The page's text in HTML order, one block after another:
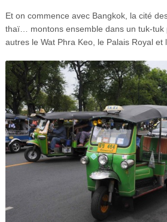
Et on commence avec Bangkok, la cité
thaï… montons ensemble dans un tuk-tuk
autres le Wat Phra Keo, le Palais Royal et